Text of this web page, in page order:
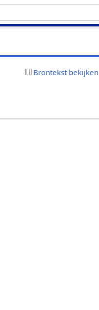
Brontekst bekijken